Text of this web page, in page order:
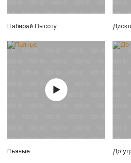
Набирай Высоту Диско
Пьяные До